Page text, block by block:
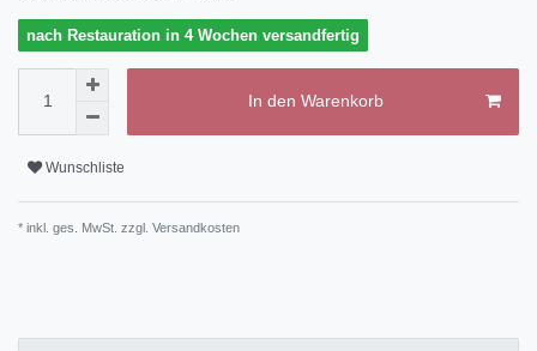
nach Restauration in 4 Wochen versandfertig
In den Warenkorb
Wunschliste
* inkl. ges. MwSt. zzgl. Versandkosten